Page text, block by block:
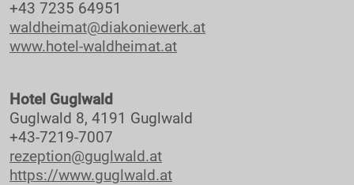
+43 7235 64951
waldheimat@diakoniewerk.at
www.hotel-waldheimat.at
Hotel Guglwald
Guglwald 8, 4191 Guglwald
+43-7219-7007
rezeption@guglwald.at
https://www.guglwald.at